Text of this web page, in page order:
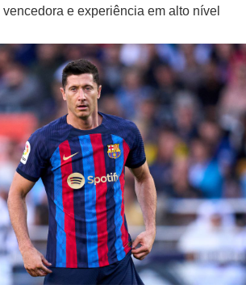
e experiência em alto nível